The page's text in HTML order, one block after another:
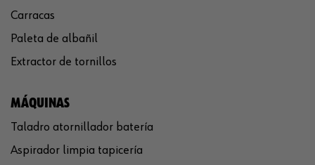
Carracas
Paleta de albañil
Extractor de tornillos
MÁQUINAS
Taladro atornillador batería
Aspirador limpia tapicería